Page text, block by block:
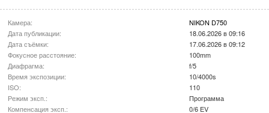
Камера:
NIKON D750
Дата публикации:
18.06.2026 в 09:16
Дата съёмки:
17.06.2026 в 09:12
Фокусное расстояние:
100mm
Диафрагма:
f/5
Время экспозиции:
10/4000s
ISO:
110
Режим эксп.:
Программа
Компенсация эксп.:
0/6 EV